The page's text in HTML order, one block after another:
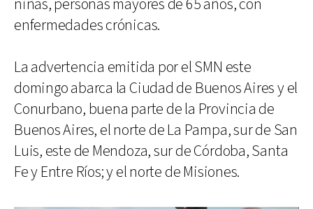
niñas, personas mayores de 65 años, con
enfermedades crónicas.
La advertencia emitida por el SMN este
domingo abarca la Ciudad de Buenos Aires y el
Conurbano, buena parte de la Provincia de
Buenos Aires, el norte de La Pampa, sur de San
Luis, este de Mendoza, sur de Córdoba, Santa
Fe y Entre Ríos; y el norte de Misiones.